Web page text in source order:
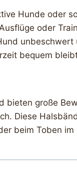
Hunde oder
oder
bequem
große
Diese
beim Toben